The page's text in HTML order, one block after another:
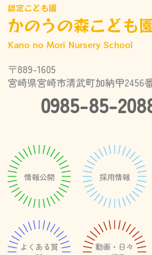
認定こども園
かのうの森こども
Kano no Mori Nursery School
〒889-1605
宮崎県宮崎市清武町加納甲2456
0985-85-
情報公開 採用情報
よくある質
動画・日々